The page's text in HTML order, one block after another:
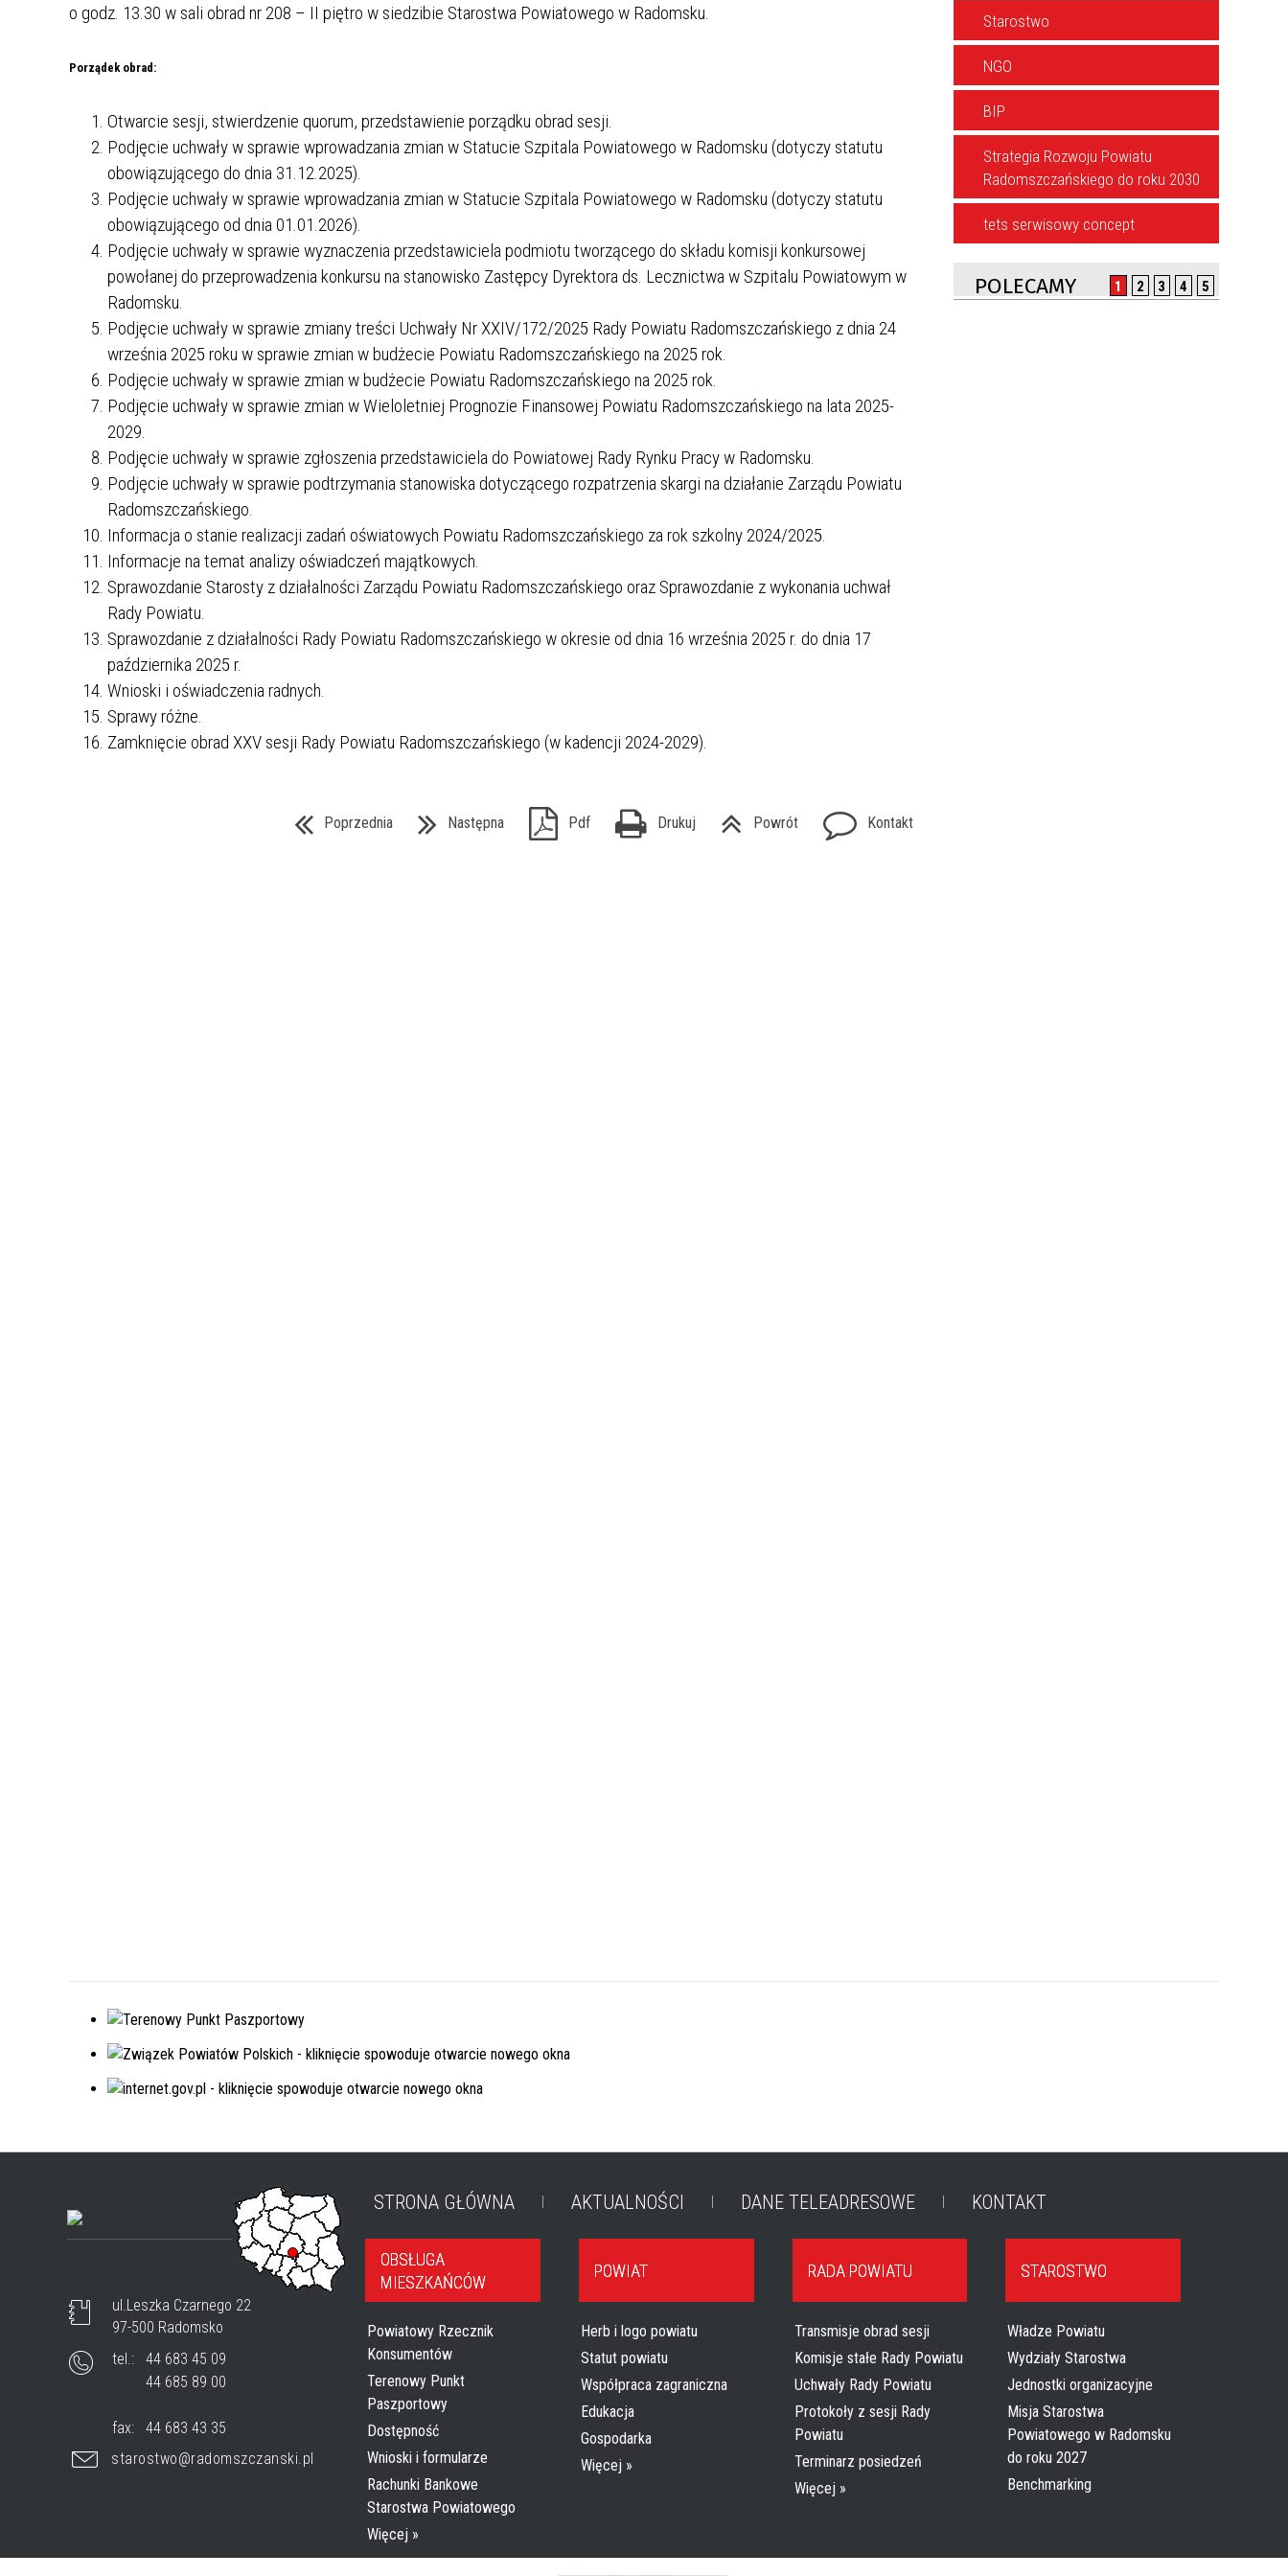
ŚRODKÓW ZEWNĘTRZNYCH
DROGI POWIATOWE
ZABYTKI
OCHRONA LUDNOŚCI I OBRONA
CYWILNA
POMOC SPOŁECZNA
RADA POWIATU
KADENCJI (2024-2029)
RADOMSZCZAŃSKIEGO (KADENCJA
2018 - 2024)
ORGANIZACJE POŻYTKU
NIEODPŁATNA POMOC PRAWNA
UPROSZCZONA OFERTA
STOWARZYSZENIA ZIEMIA
RADOMSZCZAŃSKA
o godz. 13.30 w sali obrad nr 208 – II piętro w siedzibie Starostwa Powiatowego w Radomsku.
Porządek obrad:
Otwarcie sesji, stwierdzenie quorum, przedstawienie porządku obrad sesji.
Podjęcie uchwały w sprawie wprowadzania zmian w Statucie Szpitala Powiatowego w Radomsku (dotyczy statutu
obowiązującego do dnia 31.12.2025).
Podjęcie uchwały w sprawie wprowadzania zmian w Statucie Szpitala Powiatowego w Radomsku (dotyczy statutu
obowiązującego od dnia 01.01.2026).
Podjęcie uchwały w sprawie wyznaczenia przedstawiciela podmiotu tworzącego do składu komisji konkursowej
powołanej do przeprowadzenia konkursu na stanowisko Zastępcy Dyrektora ds. Lecznictwa w Szpitalu Powiatowym w
Radomsku.
Podjęcie uchwały w sprawie zmiany treści Uchwały Nr XXIV/172/2025 Rady Powiatu Radomszczańskiego z dnia 24
września 2025 roku w sprawie zmian w budżecie Powiatu Radomszczańskiego na 2025 rok.
Podjęcie uchwały w sprawie zmian w budżecie Powiatu Radomszczańskiego na 2025 rok.
Podjęcie uchwały w sprawie zmian w Wieloletniej Prognozie Finansowej Powiatu Radomszczańskiego na lata 2025-
2029.
Podjęcie uchwały w sprawie zgłoszenia przedstawiciela do Powiatowej Rady Rynku Pracy w Radomsku.
Podjęcie uchwały w sprawie podtrzymania stanowiska dotyczącego rozpatrzenia skargi na działanie Zarządu Powiatu
Radomszczańskiego.
Informacja o stanie realizacji zadań oświatowych Powiatu Radomszczańskiego za rok szkolny 2024/2025.
Informacje na temat analizy oświadczeń majątkowych.
Sprawozdanie Starosty z działalności Zarządu Powiatu Radomszczańskiego oraz Sprawozdanie z wykonania uchwał
Rady Powiatu.
Sprawozdanie z działalności Rady Powiatu Radomszczańskiego w okresie od dnia 16 września 2025 r. do dnia 17
października 2025 r.
Wnioski i oświadczenia radnych.
Sprawy różne.
Zamknięcie obrad XXV sesji Rady Powiatu Radomszczańskiego (w kadencji 2024-2029).
Poprzednia Następna Pdf Drukuj Powrót Kontakt
Starostwo
NGO
BIP
Strategia Rozwoju Powiatu
Radomszczańskiego do roku 2030
tets serwisowy concept
POLECAMY 1 2 3 4 5
ul.Leszka Czarnego 22
97-500 Radomsko
tel.:
44 683 45 09
44 685 89 00
fax:
44 683 43 35
starostwo@radomszczanski.pl
STRONA GŁÓWNA AKTUALNOŚCI DANE TELEADRESOWE KONTAKT
OBSŁUGA
MIESZKAŃCÓW
Powiatowy Rzecznik
Konsumentów
Terenowy Punkt
Paszportowy
Dostępność
Wnioski i formularze
Rachunki Bankowe
Starostwa Powiatowego
Więcej »
POWIAT
Herb i logo powiatu
Statut powiatu
Współpraca zagraniczna
Edukacja
Gospodarka
Więcej »
RADA POWIATU
Transmisje obrad sesji
Komisje stałe Rady Powiatu
Uchwały Rady Powiatu
Protokoły z sesji Rady
Powiatu
Terminarz posiedzeń
Więcej »
STAROSTWO
Władze Powiatu
Wydziały Starostwa
Jednostki organizacyjne
Misja Starostwa
Powiatowego w Radomsku
do roku 2027
Benchmarking